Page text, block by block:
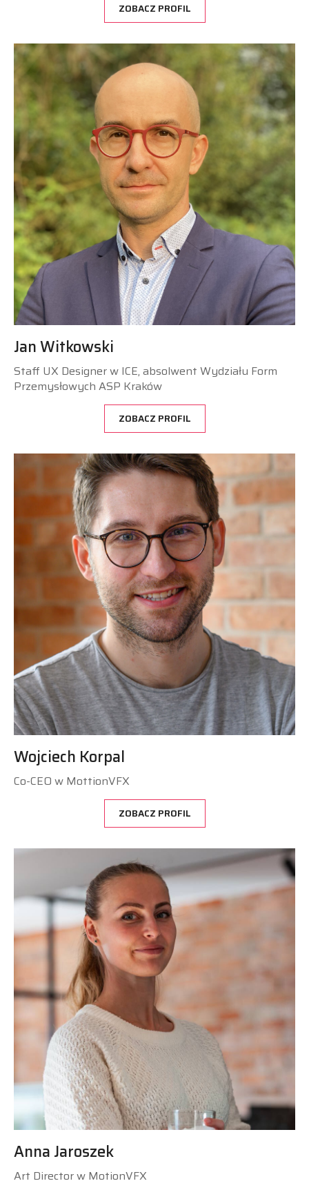
ZOBACZ PROFIL
Jan Witkowski
Staff UX Designer w ICE, absolwent Wydziału Form
Przemysłowych ASP Kraków
ZOBACZ PROFIL
Wojciech Korpal
Co-CEO w MottionVFX
ZOBACZ PROFIL
Anna Jaroszek
Art Director w MotionVFX